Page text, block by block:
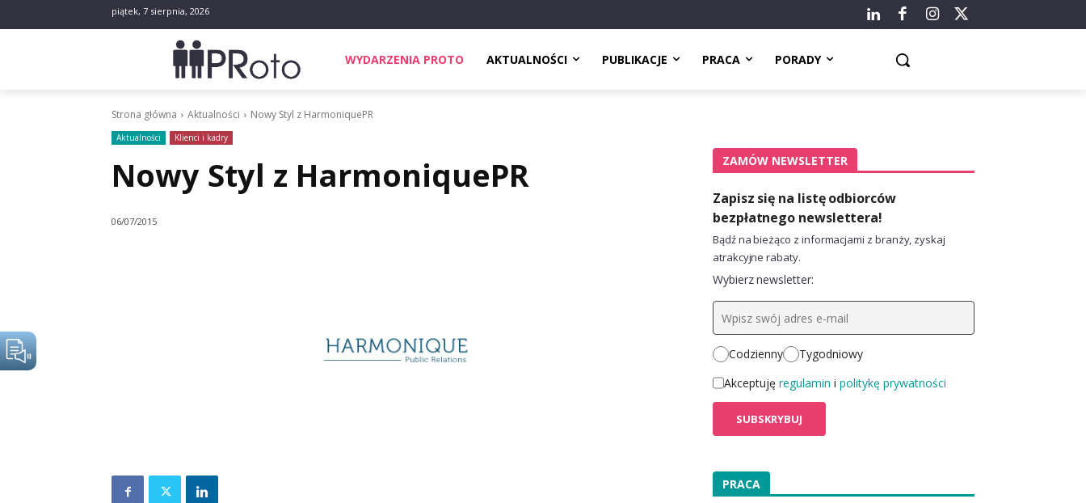
piątek, 7 sierpnia, 2026
WYDARZENIA PROTO AKTUALNOŚCI PUBLIKACJE PRACA PORADY
Strona główna Aktualności Nowy Styl z HarmoniquePR
Aktualności Klienci i kadry
Nowy Styl z HarmoniquePR
06/07/2015
ZAMÓW NEWSLETTER
Zapisz się na listę odbiorców
bezpłatnego newslettera!
Bądź na bieżąco z informacjami z branży, zyskaj
atrakcyjne rabaty.
Wybierz newsletter:
Codzienny
Tygodniowy
Akceptuję regulamin i politykę prywatności
PRACA